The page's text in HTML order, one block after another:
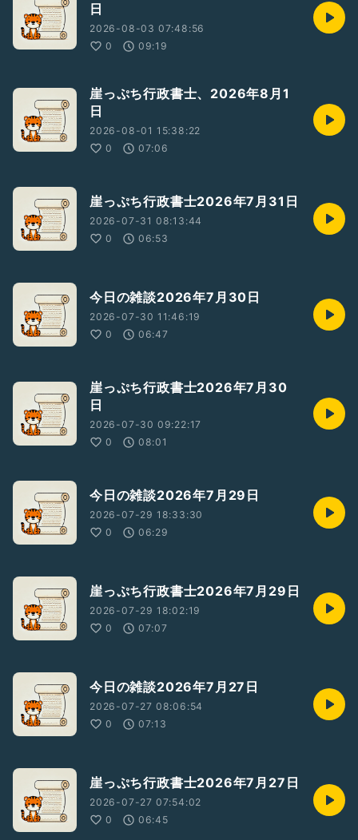
日
2026-08-03 07:48:56
0
09:19
崖っぷち行政書士、2026年8月1
日
2026-08-01 15:38:22
0
07:06
崖っぷち行政書士2026年7月31日
2026-07-31 08:13:44
0
06:53
今日の雑談2026年7月30日
2026-07-30 11:46:19
0
06:47
崖っぷち行政書士2026年7月30
日
2026-07-30 09:22:17
0
08:01
今日の雑談2026年7月29日
2026-07-29 18:33:30
0
06:29
崖っぷち行政書士2026年7月29日
2026-07-29 18:02:19
0
07:07
今日の雑談2026年7月27日
2026-07-27 08:06:54
0
07:13
崖っぷち行政書士2026年7月27日
2026-07-27 07:54:02
0
06:45